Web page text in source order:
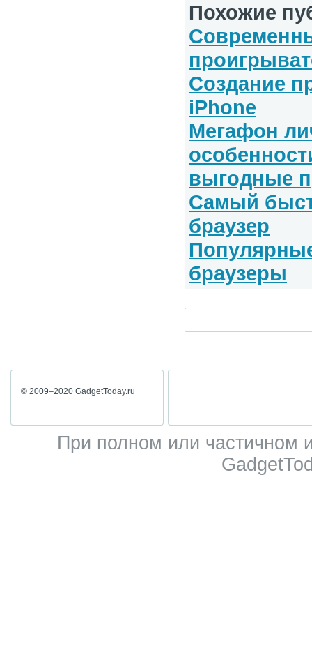
Похожие
Создание
iPhone
Мегафон
выгодные
Самый
браузер
браузеры
© 2009–2020 GadgetToday.ru
При полном или частичном